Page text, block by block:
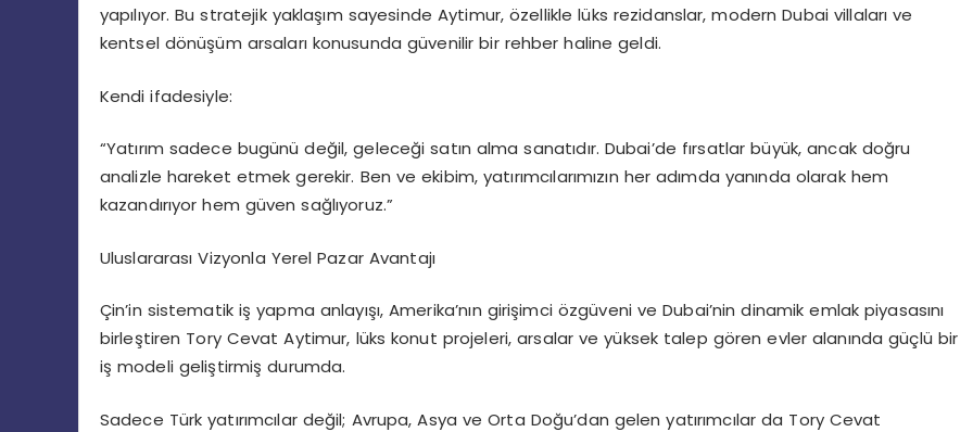
yapılıyor. Bu stratejik yaklaşım sayesinde Aytimur, özellikle lüks rezidanslar, modern Dubai villaları ve
kentsel dönüşüm arsaları konusunda güvenilir bir rehber haline geldi.
Kendi ifadesiyle:
“Yatırım sadece bugünü değil, geleceği satın alma sanatıdır. Dubai’de fırsatlar büyük, ancak doğru
analizle hareket etmek gerekir. Ben ve ekibim, yatırımcılarımızın her adımda yanında olarak hem
kazandırıyor hem güven sağlıyoruz.”
Uluslararası Vizyonla Yerel Pazar Avantajı
Çin’in sistematik iş yapma anlayışı, Amerika’nın girişimci özgüveni ve Dubai’nin dinamik emlak piyasasını
birleştiren Tory Cevat Aytimur, lüks konut projeleri, arsalar ve yüksek talep gören evler alanında güçlü bir
iş modeli geliştirmiş durumda.
Sadece Türk yatırımcılar değil; Avrupa, Asya ve Orta Doğu’dan gelen yatırımcılar da Tory Cevat